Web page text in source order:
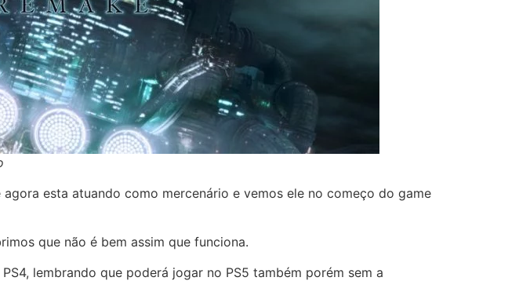
esta atuando como mercenário e vemos ele no começo do game
que não é bem assim que funciona.
lembrando que poderá jogar no PS5 também porém sem a